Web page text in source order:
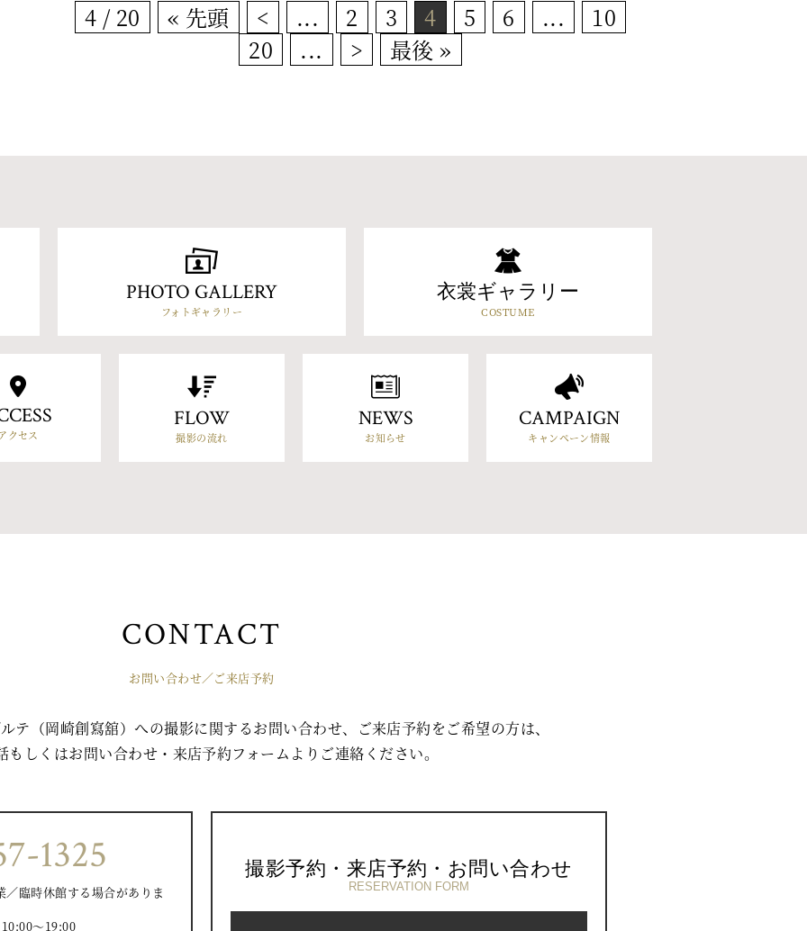
4 / 20 « 先頭 < ... 2 3 4 5 6 ...
10
20
... > 最後 »
PHOTO GALLERY
フォトギャラリー
衣裳ギャラリー
COSTUME
クセス
FLOW
撮影の流れ
NEWS
お知らせ
CAMPAIGN
キャンペーン情報
CONTACT
お問い合わせ／ご来店予約
テ（岡崎創寫舘）への撮影に関するお問い合わせ、ご来店予約をご希望の方は、
もしくはお問い合わせ・来店予約フォームよりご連絡ください。
1325
臨時休館する場合がありま
〜19:00
撮影予約・来店予約・お問い合わせ
RESERVATION FORM